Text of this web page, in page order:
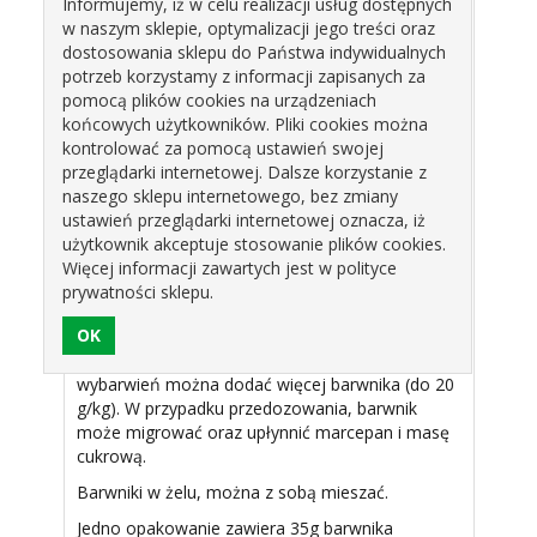
(barwnik E104 może mieć szkodliwy wpływ na
aktywność i skupienie uwagi u dzieci)
DOZOWANIE:
Zaczynać dozowanie od jak najmniejszej ilości
barwnika.
Powoli zwiększając dozy do uzyskania
pożądanego koloru, a warunkach domowych,
polecamy dozowanie wykałaczką.
Przyjmujemy dozowanie barwników w Żelu na
poziomie 1-3 grama na 1 kilogram masy. Dla
uzyskania delikatnych odcieni wystarczą mniejsze
dozy (nawet od 0,1g/kg), dla silniejszych
wybarwień można dodać więcej barwnika (do 20
g/kg). W przypadku przedozowania, barwnik
może migrować oraz upłynnić marcepan i masę
cukrową.
Barwniki w żelu, można z sobą mieszać.
Jedno opakowanie zawiera 35g barwnika
w naszym sklepie, optymalizacji jego treści oraz
dostosowania sklepu do Państwa indywidualnych
potrzeb korzystamy z informacji zapisanych za
pomocą plików cookies na urządzeniach
końcowych użytkowników. Pliki cookies można
kontrolować za pomocą ustawień swojej
przeglądarki internetowej. Dalsze korzystanie z
naszego sklepu internetowego, bez zmiany
ustawień przeglądarki internetowej oznacza, iż
użytkownik akceptuje stosowanie plików cookies.
Więcej informacji zawartych jest w polityce
prywatności sklepu.